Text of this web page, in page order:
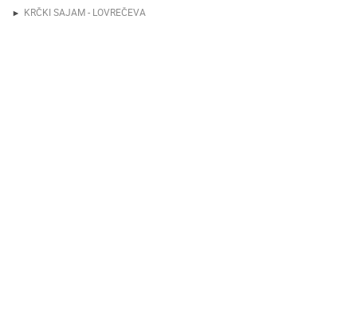
KRČKI SAJAM - LOVREČEVA